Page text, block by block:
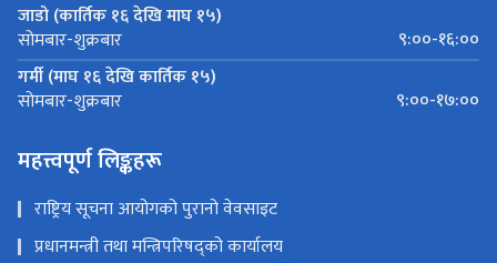
जाडो (कार्तिक १६ देखि माघ १५)
सोमबार-शुक्रबार
९:००-१६:००
गर्मी (माघ १६ देखि कार्तिक १५)
सोमबार-शुक्रबार ९:००-१७:००
महत्त्वपूर्ण लिङ्कहरू
राष्ट्रिय सूचना आयोगको पुरानो वेवसाइट
प्रधानमन्त्री तथा मन्त्रिपरिषद्को कार्यालय